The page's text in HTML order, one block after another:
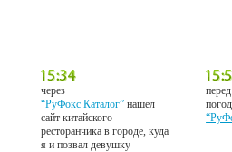
через
“РуФокс Каталог”нашел
сайт китайского
ресторанчика в городе, куда
я и позвал девушку